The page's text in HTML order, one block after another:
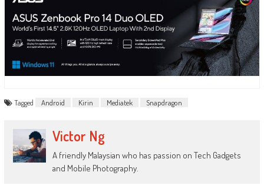
Tagged Android Kirin Mediatek Snapdragon
Victor Ng
A friendly Malaysian who has passion on Tech Gadgets
and Mobile Photography.